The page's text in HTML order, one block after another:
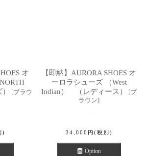
オ
[ブラウ
)
【即納】AURORA SHOES オ
ーロラシューズ （West
Indian） （レディース）
[ブ
ラウン]
34,000 円 (税別)
Option